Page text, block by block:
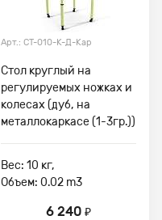
Арт.: СТ-010-К-Д-Кар
Стол круглый на
регулируемых ножках и
колесах (дуб, на
металлокаркасе (1-3гр.))
Вес: 10 кг,
Объем: 0.02 m3
6 240 ₽